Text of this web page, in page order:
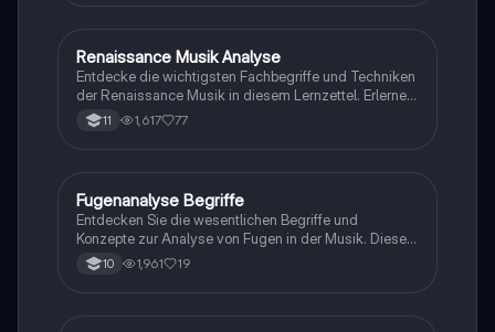
deren Analyse entwickeln möchten.
Musik
Renaissance Musik Analyse
Entdecke die wichtigsten Fachbegriffe und Techniken
der Renaissance Musik in diesem Lernzettel. Erlerne
Konzepte wie Polyphonie, Imitation, Homophonie und
mehr, um Musikstücke effektiv zu analysieren. Ideal
11 1,617 77
Musik
Fugenanalyse Begriffe
Entdecken Sie die wesentlichen Begriffe und
Konzepte zur Analyse von Fugen in der Musik. Diese
Zusammenfassung behandelt Themen wie
Kontrapunkt, Dux, Comes, Imitation und Modulation,
10 1,961 19